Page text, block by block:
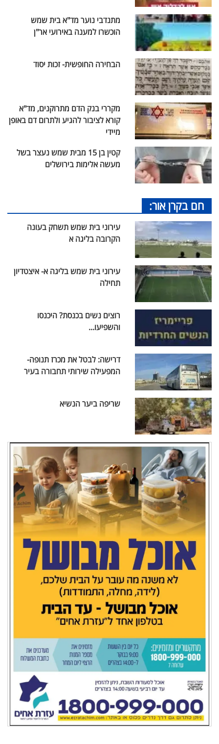
מתנדבי נוער מד"א בית שמש
הוכשרו למענה באירועי אר"ן
הבחירה החופשית- זכות יסוד
מקררי בנק הדם מתרוקנים, מד"א
קורא לציבור להגיע ולתרום דם באופן
מיידי
קטין בן 15 מבית שמש נעצר בשל
מעשה אלימות בירושלים
חם בקרן אור:
עירוני בית שמש תשחק בעונה
הקרובה בליגה א
עירוני בית שמש בליגה א- איצטדיון
תחילה
רוצים נשים בכנסת? היכנסו
והשפיעו...
דרישה: לבטל את מכרז תנופה-
המפעילה שירותי תחבורה בעיר
שריפה ביער הנשיא